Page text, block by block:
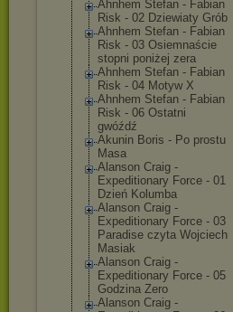
Ahnhem Stefan - Fabian
Risk - 02 Dziewiaty Grób
Ahnhem Stefan - Fabian
Risk - 03 Osiemnaście
stopni poniżej zera
Ahnhem Stefan - Fabian
Risk - 04 Motyw X
Ahnhem Stefan - Fabian
Risk - 06 Ostatni
gwóźdź
Akunin Boris - Po prostu
Masa
Alanson Craig -
Expeditionary Force - 01
Dzień Kolumba
Alanson Craig -
Expeditionary Force - 03
Paradise czyta Wojciech
Masiak
Alanson Craig -
Expeditionary Force - 05
Godzina Zero
Alanson Craig -